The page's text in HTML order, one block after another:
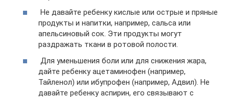
Не давайте ребенку кислые или острые и пряные
продукты и напитки, например, сальса или
апельсиновый сок. Эти продукты могут
раздражать ткани в ротовой полости.
Для уменьшения боли или для снижения жара,
дайте ребенку ацетаминофен (например,
Тайленол) или ибупрофен (например, Адвил). Не
давайте ребенку аспирин, его связывают с